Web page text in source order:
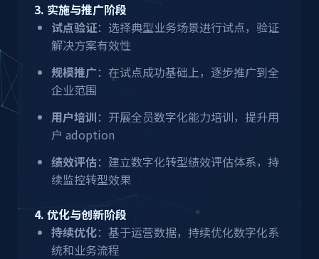
3. 实施与推广阶段
试点验证：选择典型业务场景进行试点，验证
解决方案有效性
规模推广：在试点成功基础上，逐步推广到全
企业范围
用户培训：开展全员数字化能力培训，提升用
户 adoption
绩效评估：建立数字化转型绩效评估体系，持
续监控转型效果
4. 优化与创新阶段
持续优化：基于运营数据，持续优化数字化系
统和业务流程